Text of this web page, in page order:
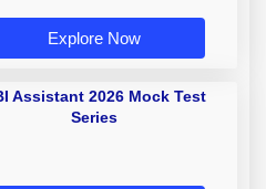
Explore Now
Assistant 2026 Mock Test
Series